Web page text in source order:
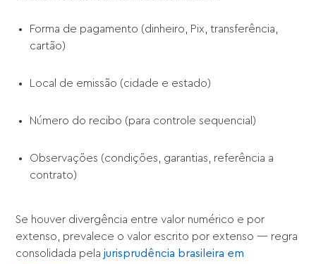
Forma de pagamento (dinheiro, Pix, transferência,
cartão)
Local de emissão (cidade e estado)
Número do recibo (para controle sequencial)
Observações (condições, garantias, referência a
contrato)
Se houver divergência entre valor numérico e por
extenso, prevalece o valor escrito por extenso — regra
consolidada pelajurisprudência brasileira em